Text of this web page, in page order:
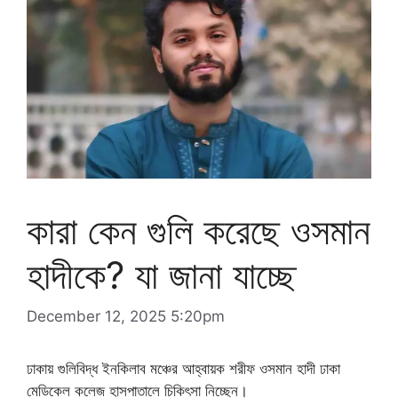
কারা কেন গুলি করেছে ওসমান
হাদীকে? যা জানা যাচ্ছে
December 12, 2025 5:20pm
ঢাকায় গুলিবিদ্ধ ইনকিলাব মঞ্চের আহ্বায়ক শরীফ ওসমান হাদী ঢাকা
মেডিকেল কলেজ হাসপাতালে চিকিৎসা নিচ্ছেন।